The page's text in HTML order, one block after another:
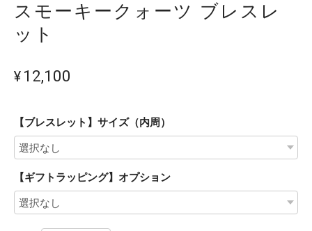
スモーキークォーツ ブレスレ
ット
¥12,100
【ブレスレット】サイズ（内周）
【ギフトラッピング】オプション